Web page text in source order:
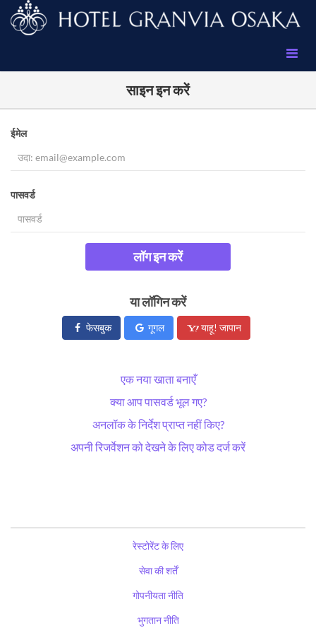
साइन इन करें
ईमेल
पासवर्ड
लॉग इन करें
या लॉगिन करें
फेसबुक गूगल याहू! जापान
एक नया खाता बनाएँ
क्या आप पासवर्ड भूल गए?
अनलॉक के निर्देश प्राप्त नहीं किए?
अपनी रिजर्वेशन को देखने के लिए कोड दर्ज करें
रेस्टोरेंट के लिए
सेवा की शर्तें
गोपनीयता नीति
भुगतान नीति